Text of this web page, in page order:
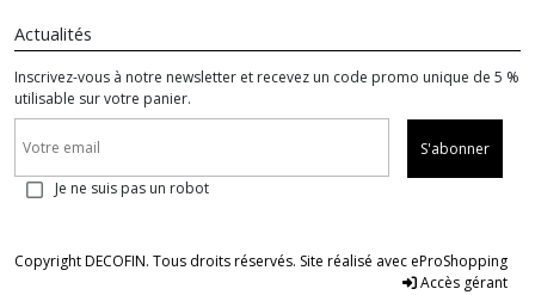
Actualités
Inscrivez-vous à notre newsletter et recevez un code promo unique de 5 %
utilisable sur votre panier.
S'abonner
Je ne suis pas un robot
Copyright DECOFIN. Tous droits réservés. Site réalisé avec eProShopping
Accès gérant